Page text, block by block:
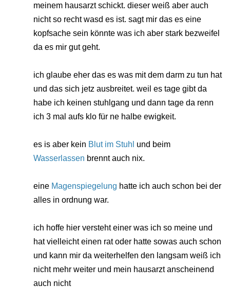
meinem hausarzt schickt. dieser weiß aber auch
nicht so recht wasd es ist. sagt mir das es eine
kopfsache sein könnte was ich aber stark bezweifel
da es mir gut geht.
ich glaube eher das es was mit dem darm zu tun hat
und das sich jetz ausbreitet. weil es tage gibt da
habe ich keinen stuhlgang und dann tage da renn
ich 3 mal aufs klo für ne halbe ewigkeit.
es is aber kein Blut im Stuhl und beim
Wasserlassen brennt auch nix.
eine Magenspiegelung hatte ich auch schon bei der
alles in ordnung war.
ich hoffe hier versteht einer was ich so meine und
hat vielleicht einen rat oder hatte sowas auch schon
und kann mir da weiterhelfen den langsam weiß ich
nicht mehr weiter und mein hausarzt anscheinend
auch nicht